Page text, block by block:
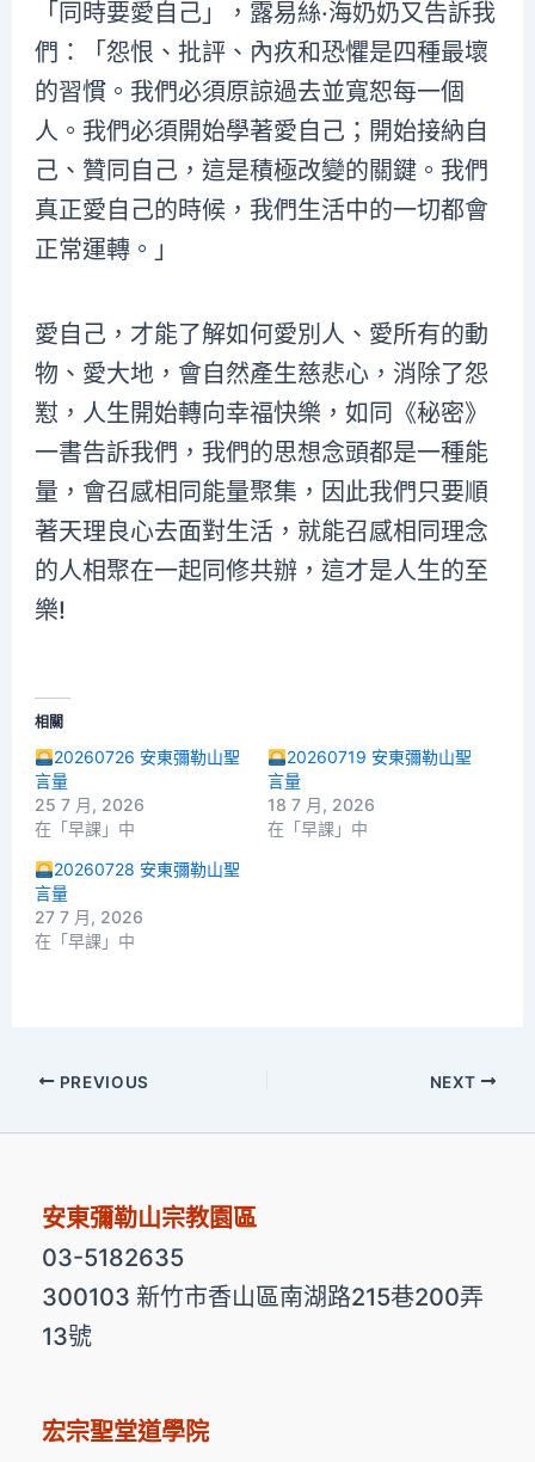
「同時要愛自己」，露易絲·海奶奶又告訴我
們：「怨恨、批評、內疚和恐懼是四種最壞
的習慣。我們必須原諒過去並寬恕每一個
人。我們必須開始學著愛自己；開始接納自
己、贊同自己，這是積極改變的關鍵。我們
真正愛自己的時候，我們生活中的一切都會
正常運轉。」
愛自己，才能了解如何愛別人、愛所有的動
物、愛大地，會自然產生慈悲心，消除了怨
懟，人生開始轉向幸福快樂，如同《秘密》
一書告訴我們，我們的思想念頭都是一種能
量，會召感相同能量聚集，因此我們只要順
著天理良心去面對生活，就能召感相同理念
的人相聚在一起同修共辦，這才是人生的至
樂!
相關
20260726 安東彌勒山聖
言量
25 7 月, 2026
在「早課」中
20260719 安東彌勒山聖
言量
18 7 月, 2026
在「早課」中
20260728 安東彌勒山聖
言量
27 7 月, 2026
在「早課」中
PREVIOUS NEXT
安東彌勒山宗教園區
03-5182635
300103 新竹市香山區南湖路215巷200弄
13號
宏宗聖堂道學院